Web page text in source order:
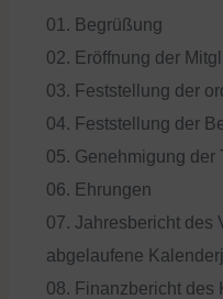
01. Begrüßung
02. Eröffnung der
03. Feststellung der
04. Feststellung der
05. Genehmigung der
06. Ehrungen
07. Jahresbericht des
abgelaufene
08. Finanzbericht des